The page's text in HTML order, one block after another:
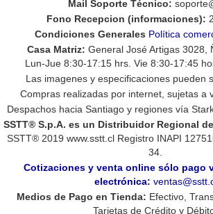
grabacion directa en disco duro.
- Hasta 64 Mbps para reproducción.
- Hasta 10 Gbps de capacidad para
en red.
- Hasta 800 Mbps para grabacion vía
-Soporta hasta 24 discos
hasta 18 Tb cada uno.
- Escalable hasta 10 unidades
soportando 240 Discos Duros.
- Soporta discos hot-swap para
ininterrumpido.
- Soporta no raid, RAID 0, 1, 3, 4, 5,
JBOD, hot-spare o disco de
unidades con soporte para trabajar en
- Soporta iSCSI, NAS mediante
redundante resistente a las fallas,
duros redundantes, enlaces
el manejo en espejo de todo el
almacenamiento. Puede ser
disco duro externo con aquellos
soporten su interconexión.
Este sistema debe usarse en
tradicionales dvr, hcvr, nvr y/o
corresponda la instalación.
Mail Soporte Técnico:
Fono Recepcion (informaciones):
Condiciones Generales Política
Casa Matriz: General José Artigas 3028,
Lun-Jue 8:30-17:15 hrs. Vie 8:30-17:45
Las imagenes y especificaciones pueden
Compras realizadas por internet, sujetas a
Despachos hacia Santiago y regiones vía
SSTT® S.p.A. es un Distribuidor Regional
SSTT® 2019 www.sstt.cl Registro INAPI
34.
Cotizaciones y venta online sólo pago
electrónica:
Medios de Pago en Tienda: Efectivo,
Tarjetas de Crédito y